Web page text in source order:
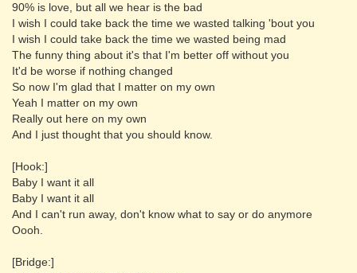
90% is love, but all we hear is the bad
I wish I could take back the time we wasted talking 'bout you
I wish I could take back the time we wasted being mad
The funny thing about it's that I'm better off without you
It'd be worse if nothing changed
So now I'm glad that I matter on my own
Yeah I matter on my own
Really out here on my own
And I just thought that you should know.
[Hook:]
Baby I want it all
Baby I want it all
And I can't run away, don't know what to say or do anymore
Oooh.
[Bridge:]